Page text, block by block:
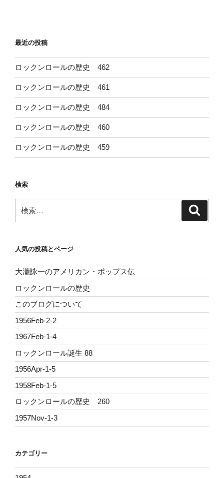
ン
最近の投稿
ロックンロールの歴史 462
ロックンロールの歴史 461
ロックンロールの歴史 484
ロックンロールの歴史 460
ロックンロールの歴史 459
検索
索:
人気の投稿とページ
大瀧詠一のアメリカン・ポップス伝
ロックンロールの歴史
このブログについて
1956Feb-2-2
1967Feb-1-4
ロックンロール誕生 88
1956Apr-1-5
1958Feb-1-5
ロックンロールの歴史 260
1957Nov-1-3
カテゴリー